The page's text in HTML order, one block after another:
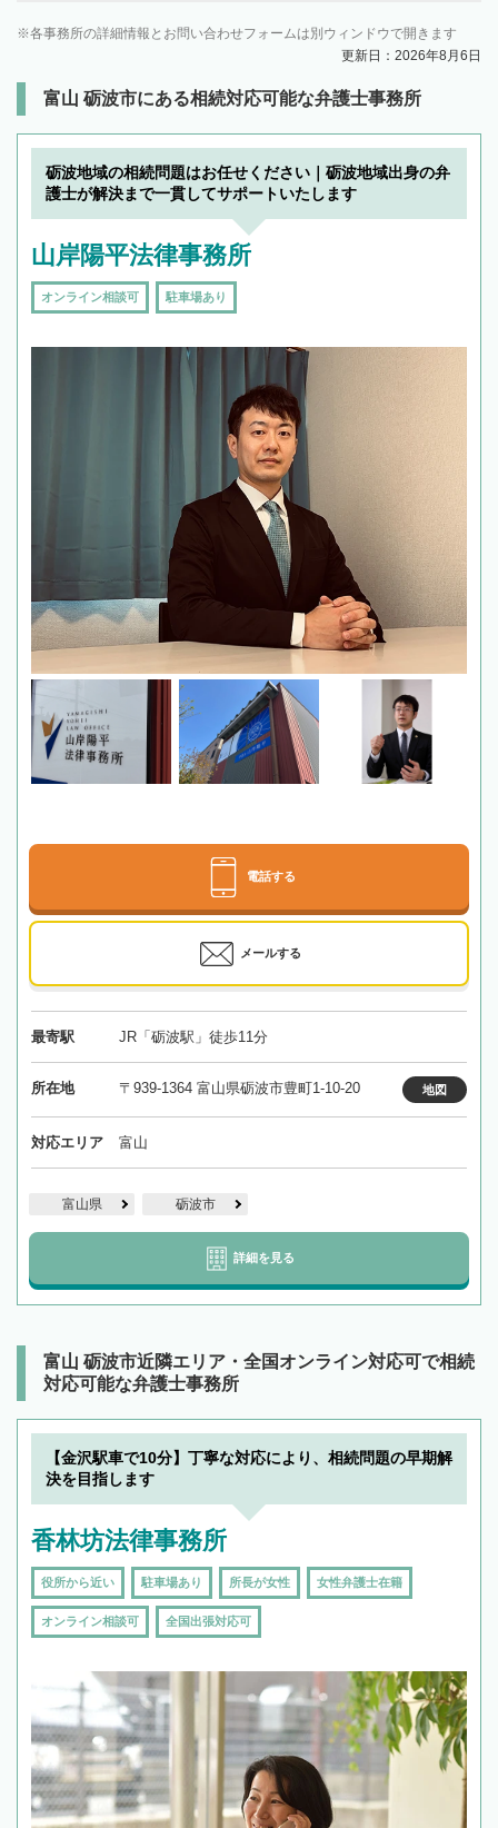
各事務所の詳細情報とお問い合わせフォームは別ウィンドウで開きます
更新日：2026年8月6日
富山 砺波市にある相続対応可能な弁護士事務所
砺波地域の相続問題はお任せください｜砺波地域出身の弁
護士が解決まで一貫してサポートいたします
山岸陽平法律事務所
オンライン相談可 駐車場あり
電話する
メールする
最寄駅 JR「砺波駅」徒歩11分
所在地 〒939-1364 富山県砺波市豊町1-10-20 地図
対応エリア 富山
富山県 砺波市
詳細を見る
富山 砺波市近隣エリア・全国オンライン対応可で相続
対応可能な弁護士事務所
【金沢駅車で10分】丁寧な対応により、相続問題の早期解
決を目指します
香林坊法律事務所
役所から近い 駐車場あり 所長が女性 女性弁護士在籍
オンライン相談可 全国出張対応可